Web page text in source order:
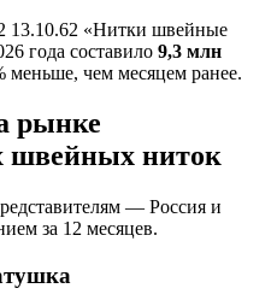
13.10.62 «Нитки швейные
года составило 9,3 млн
чем месяцем ранее.
рынке
швейных ниток
— Россия и
за 12 месяцев.